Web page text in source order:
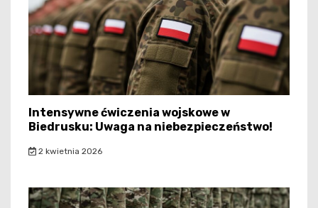
Intensywne ćwiczenia wojskowe w
Biedrusku: Uwaga na niebezpieczeństwo!
2 kwietnia 2026